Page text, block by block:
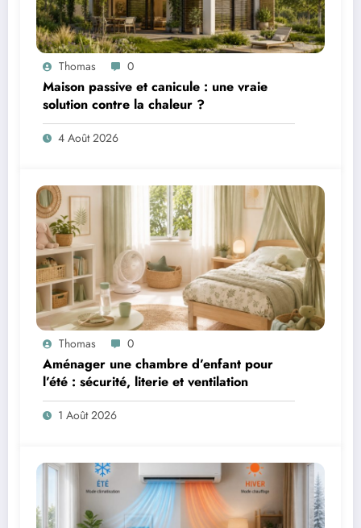
Thomas 0
Maison passive et canicule : une vraie
solution contre la chaleur ?
4 Août 2026
Thomas 0
Aménager une chambre d’enfant pour
l’été : sécurité, literie et ventilation
1 Août 2026